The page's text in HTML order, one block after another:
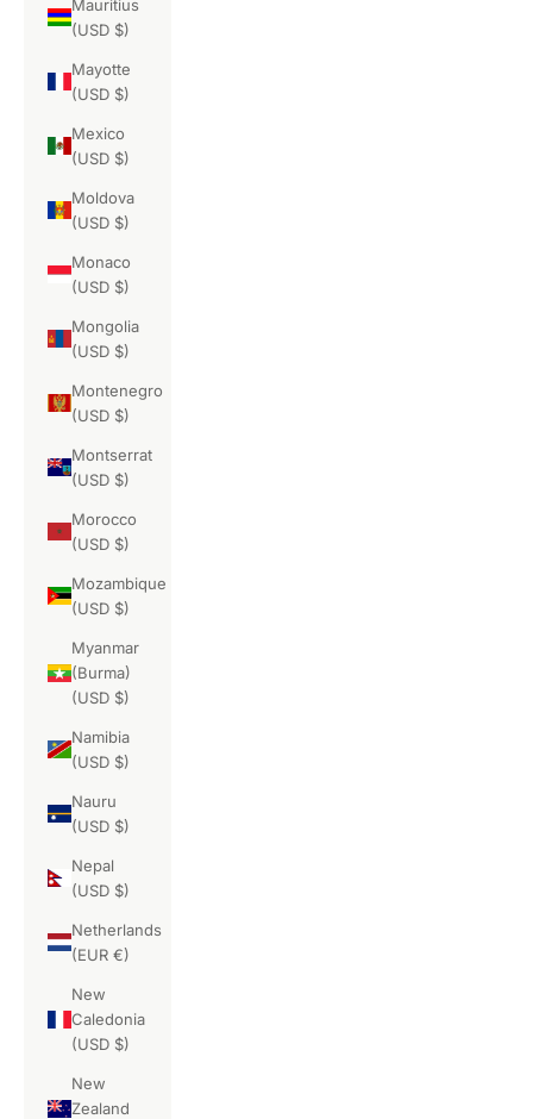
Mauritius
(USD $)
Mayotte
(USD $)
Mexico
(USD $)
Moldova
(USD $)
Monaco
(USD $)
Mongolia
(USD $)
Montenegro
(USD $)
Montserrat
(USD $)
Morocco
(USD $)
Mozambique
(USD $)
Myanmar
(Burma)
(USD $)
Namibia
(USD $)
Nauru
(USD $)
Nepal
(USD $)
Netherlands
(EUR €)
New
Caledonia
(USD $)
New
Zealand